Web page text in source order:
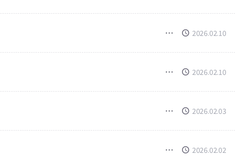
2026.02.10
2026.02.10
2026.02.03
2026.02.02